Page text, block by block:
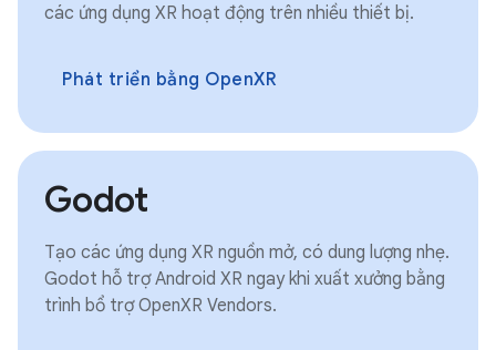
các ứng dụng XR hoạt động trên nhiều thiết bị.
Phát triển bằng OpenXR
Godot
Tạo các ứng dụng XR nguồn mở, có dung lượng nhẹ.
Godot hỗ trợ Android XR ngay khi xuất xưởng bằng
trình bổ trợ OpenXR Vendors.